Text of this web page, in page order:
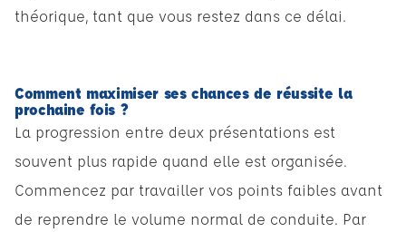
théorique, tant que vous restez dans ce délai.
Comment maximiser ses chances de réussite la
prochaine fois ?
La progression entre deux présentations est
souvent plus rapide quand elle est organisée.
Commencez par travailler vos points faibles avant
de reprendre le volume normal de conduite. Par